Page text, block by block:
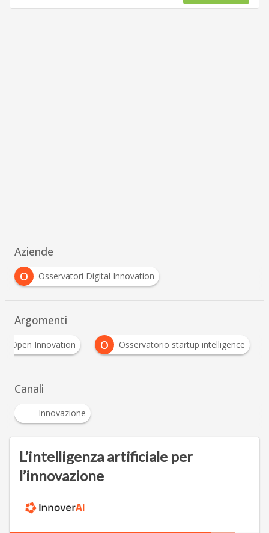
Aziende
O
Osservatori Digital Innovation
Argomenti
Open Innovation O Osservatorio startup
Canali
Innovazione
L’intelligenza artificiale per
l’innovazione